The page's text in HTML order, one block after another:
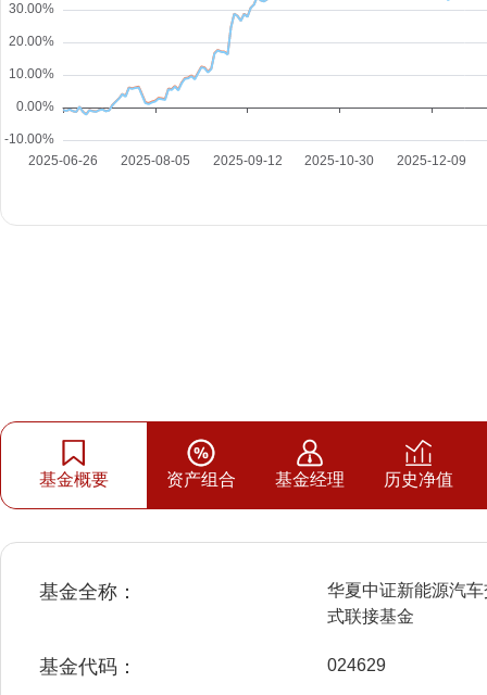
基金概要 资产组合 基金经理 历史净值
基金全称：
华夏中证新能源汽
式联接基金
基金代码： 024629